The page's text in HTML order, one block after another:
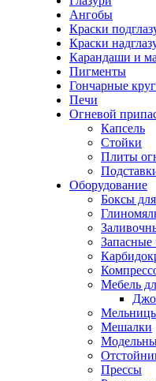
Ангобы
Краски
Краски
Карандаши и
Пигменты
Гончарные
Печи
Огневой
Капсель
Стойки
Плиты
Оборудование
Боксы
Запасные
Мебель
Мешалки
Прессы